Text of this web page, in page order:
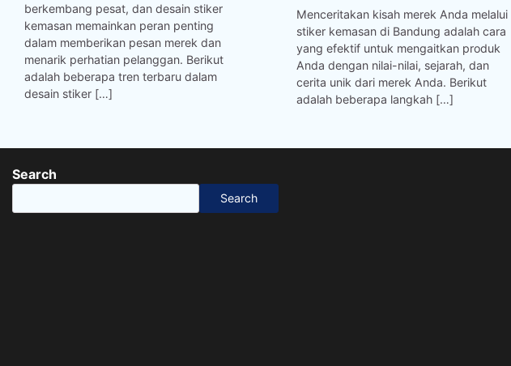
berkembang pesat, dan desain stiker
kemasan memainkan peran penting
dalam memberikan pesan merek dan
menarik perhatian pelanggan. Berikut
adalah beberapa tren terbaru dalam
desain stiker […]
Menceritakan kisah merek Anda melalui
stiker kemasan di Bandung adalah cara
yang efektif untuk mengaitkan produk
Anda dengan nilai-nilai, sejarah, dan
cerita unik dari merek Anda. Berikut
adalah beberapa langkah […]
Search
Search